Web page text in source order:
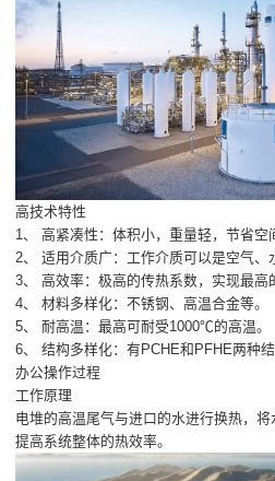
高技术特性
1、 高紧凑性：体积小，重量轻，节省空
2、 适用介质广：工作介质可以是空气、
3、 高效率：极高的传热系数，实现最高
4、 材料多样化：不锈钢、高温合金等。
5、 耐高温：最高可耐受1000℃的高温。
6、 结构多样化：有PCHE和PFHE两种结
办公操作过程
工作原理
电堆的高温尾气与进口的水进行换热，
提高系统整体的热效率。